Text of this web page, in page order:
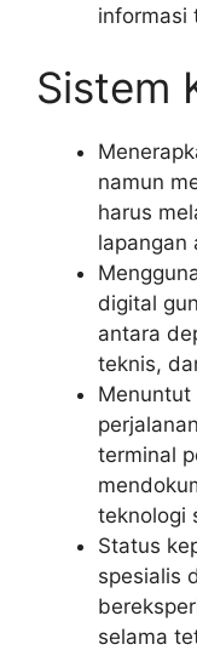
informasi
Sistem
namun
harus
lapangan
digital
antara
teknis,
Menuntut
terminal
teknologi
Status
spesialis
selama